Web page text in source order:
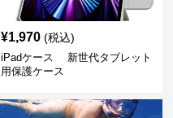
¥1,970 (税込)
iPadケース 新世代タブレット
用保護ケース